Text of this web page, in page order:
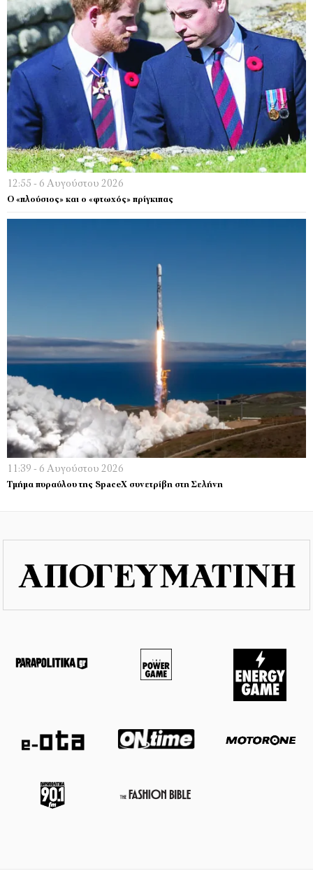
12:55 - 6 Αυγούστου 2026
Ο «πλούσιος» και ο «φτωχός» πρίγκιπας
11:39 - 6 Αυγούστου 2026
Τμήμα πυραύλου της SpaceX συνετρίβη στη Σελήνη